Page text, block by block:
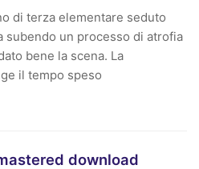
di terza elementare seduto
subendo un processo di atrofia
bene la scena. La
il tempo speso
download